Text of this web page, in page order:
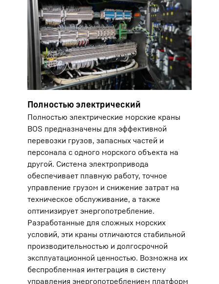
Полностью электрический
Полностью электрические морские краны
BOS предназначены для эффективной
перевозки грузов, запасных частей и
персонала с одного морского объекта на
другой. Система электропривода
обеспечивает плавную работу, точное
управление грузом и снижение затрат на
техническое обслуживание, а также
оптимизирует энергопотребление.
Разработанные для сложных морских
условий, эти краны отличаются стабильной
производительностью и долгосрочной
эксплуатационной ценностью. Возможна их
беспроблемная интеграция в систему
управления энергопотреблением платформ